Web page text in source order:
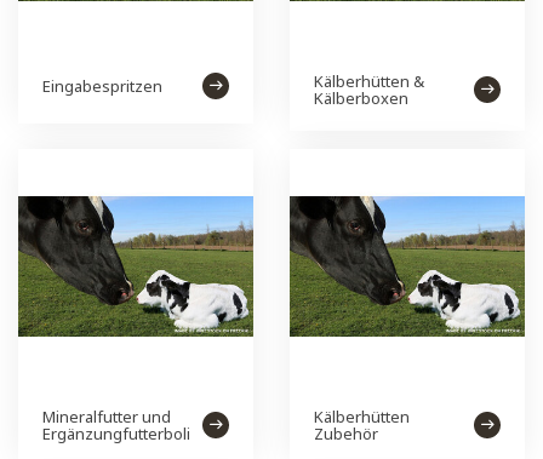
Eingabespritzen Kälberhütten &
Kälberboxen
Mineralfutter und
Ergänzungfutterboli
Kälberhütten
Zubehör